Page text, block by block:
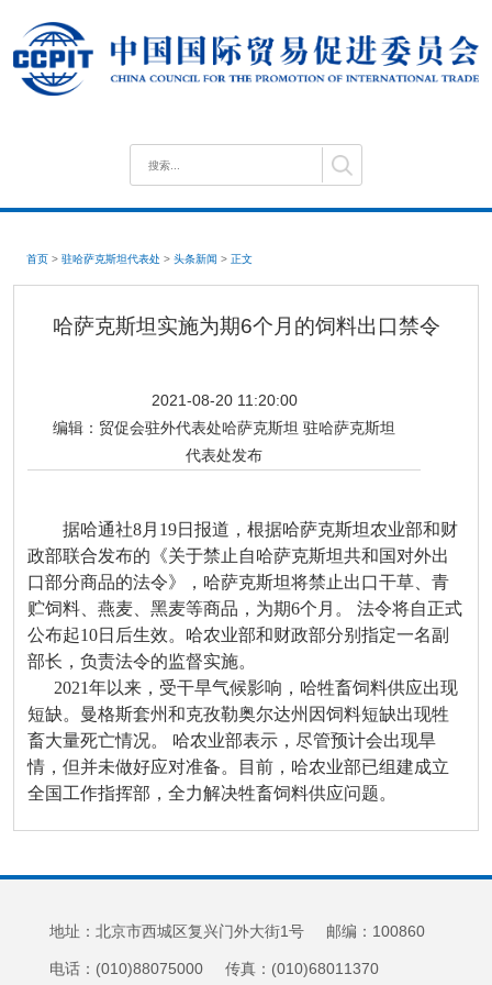
首页 > 驻哈萨克斯坦代表处 > 头条新闻 > 正文
哈萨克斯坦实施为期6个月的饲料出口禁令
2021-08-20 11:20:00
编辑： 贸促会驻外代表处哈萨克斯坦 驻哈萨克斯坦
代表处发布
据哈通社8月19日报道，根据哈萨克斯坦农业部和财
政部联合发布的《关于禁止自哈萨克斯坦共和国对外出
口部分商品的法令》，哈萨克斯坦将禁止出口干草、青
贮饲料、燕麦、黑麦等商品，为期6个月。 法令将自正式
公布起10日后生效。哈农业部和财政部分别指定一名副
部长，负责法令的监督实施。
2021年以来，受干旱气候影响，哈牲畜饲料供应出现
短缺。曼格斯套州和克孜勒奥尔达州因饲料短缺出现牲
畜大量死亡情况。 哈农业部表示，尽管预计会出现旱
情，但并未做好应对准备。目前，哈农业部已组建成立
全国工作指挥部，全力解决牲畜饲料供应问题。
地址：北京市西城区复兴门外大街1号 邮编：100860
电话：(010)88075000 传真：(010)68011370